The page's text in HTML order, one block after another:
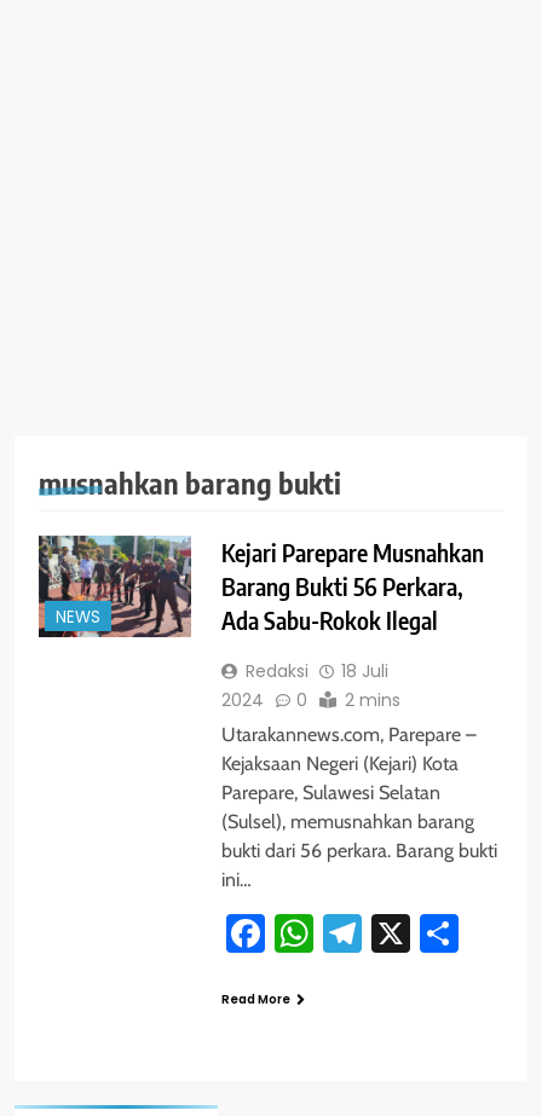
musnahkan barang bukti
NEWS
Kejari Parepare Musnahkan
Barang Bukti 56 Perkara,
Ada Sabu-Rokok Ilegal
Redaksi
18 Juli
2024
0 2 mins
Utarakannews.com, Parepare –
Kejaksaan Negeri (Kejari) Kota
Parepare, Sulawesi Selatan
(Sulsel), memusnahkan barang
bukti dari 56 perkara. Barang bukti
ini…
Facebook
WhatsApp
Telegram
X
Read More